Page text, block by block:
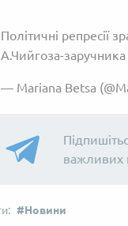
Політичні репресії
А.Чийгоза-
— Mariana Betsa
важливих
Новини